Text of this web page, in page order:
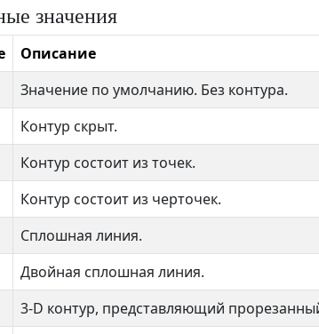
значения
Описание
Значение по умолчанию. Без контура.
Контур скрыт.
Контур состоит из точек.
Контур состоит из черточек.
Сплошная линия.
Двойная сплошная линия.
3-D контур, представляющий